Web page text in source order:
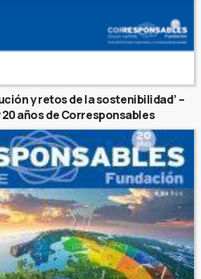
y retos de la sostenibilidad’ –
20 años de Corresponsables